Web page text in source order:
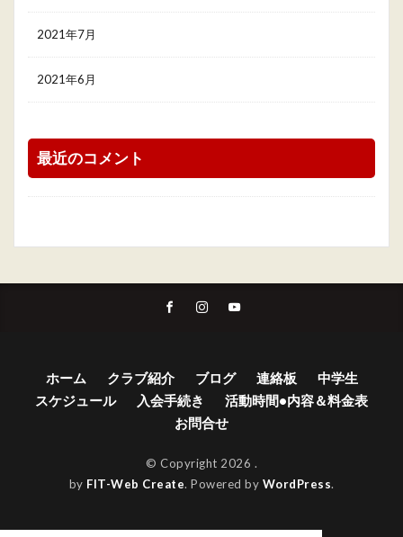
2021年7月
2021年6月
最近のコメント
ホーム クラブ紹介 ブログ 連絡板
中学生
スケジュール
入会手続き
活動時間•内容＆料金表
お問合せ
© Copyright 2026 .
by FIT-Web Create. Powered by WordPress.